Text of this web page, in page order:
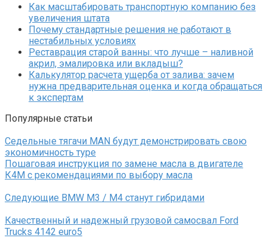
Как масштабировать транспортную компанию без
увеличения штата
Почему стандартные решения не работают в
нестабильных условиях
Реставрация старой ванны: что лучше – наливной
акрил, эмалировка или вкладыш?
Калькулятор расчета ущерба от залива: зачем
нужна предварительная оценка и когда обращаться
к экспертам
Популярные статьи
Седельные тягачи MAN будут демонстрировать свою
экономичность туре
Пошаговая инструкция по замене масла в двигателе
К4М с рекомендациями по выбору масла
Следующие BMW M3 / M4 станут гибридами
Качественный и надежный грузовой самосвал Ford
Trucks 4142 euro5